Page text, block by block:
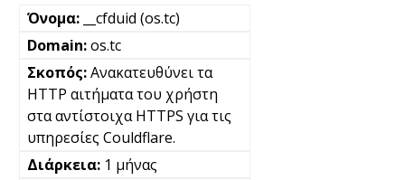
__cfduid (os.tc)
os.tc
Ανακατευθύνει τα
HTTP αιτήματα του χρήστη
στα αντίστοιχα HTTPS για τις
υπηρεσίες Couldflare.
1 μήνας